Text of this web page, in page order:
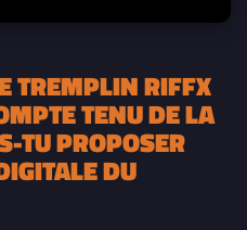
TREMPLIN RIFFX
TENU DE LA
TU PROPOSER
DU